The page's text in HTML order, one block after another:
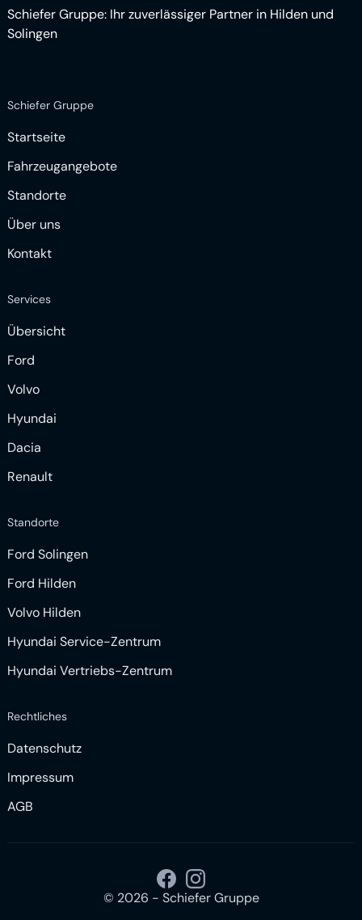
Schiefer Gruppe: Ihr zuverlässiger Partner in Hilden und
Solingen
Schiefer Gruppe
Startseite
Fahrzeugangebote
Standorte
Über uns
Kontakt
Services
Übersicht
Ford
Volvo
Hyundai
Dacia
Renault
Standorte
Ford Solingen
Ford Hilden
Volvo Hilden
Hyundai Service-Zentrum
Hyundai Vertriebs-Zentrum
Rechtliches
Datenschutz
Impressum
AGB
© 2026 - Schiefer Gruppe